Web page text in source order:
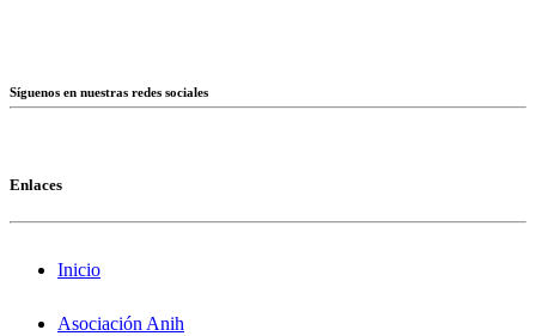
Síguenos en nuestras redes sociales
Enlaces
Inicio
Asociación Anih